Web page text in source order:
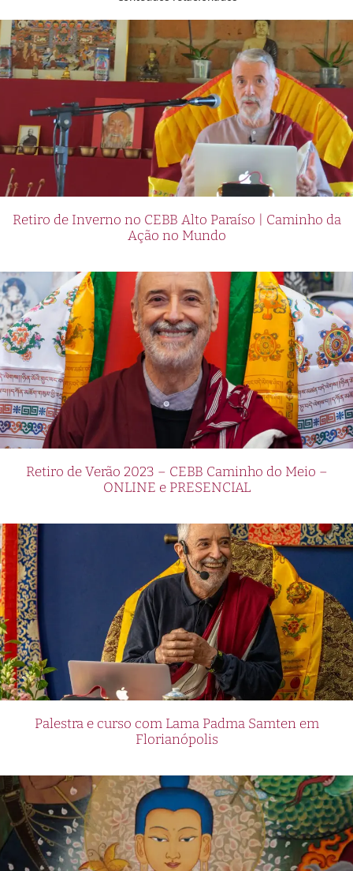
Retiro de Inverno no CEBB Alto Paraíso | Caminho da
Ação no Mundo
Retiro de Verão 2023 – CEBB Caminho do Meio –
ONLINE e PRESENCIAL
Palestra e curso com Lama Padma Samten em
Florianópolis